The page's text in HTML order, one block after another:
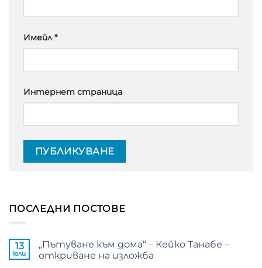
Имейл*
Интернет страница
ПОСЛЕДНИ ПОСТОВЕ
13
юли
„Пътуване към дома“ – Кейко Танабе –
откриване на изложба